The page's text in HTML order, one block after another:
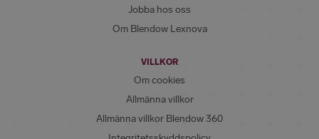
Jobba hos oss
Om Blendow Lexnova
VILLKOR
Om cookies
Allmänna villkor
Allmänna villkor Blendow 360